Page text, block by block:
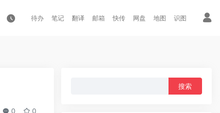
待办 笔记 翻译 邮箱 快传 网盘 地图 识图
0 0